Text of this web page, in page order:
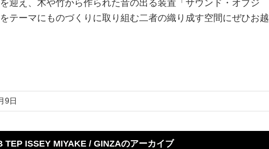
迎え、木や竹から作られた音の出る装置「サウンド・オブジ
テーマにものづくりに取り組む二者の織り成す空間にぜひお越
9日
TEP ISSEY MIYAKE / GINZAのアーカイブ